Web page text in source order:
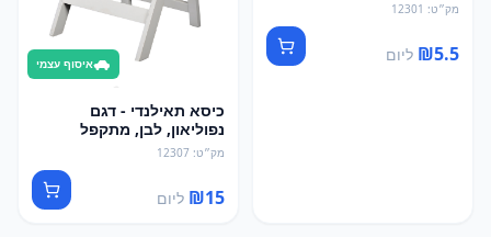
מק״ט:
12301
₪5.5 ליום איסוף עצמי
כיסא תאילנדי - דגם
נפוליאון, לבן, מתקפל
מק״ט:
12307
₪15 ליום